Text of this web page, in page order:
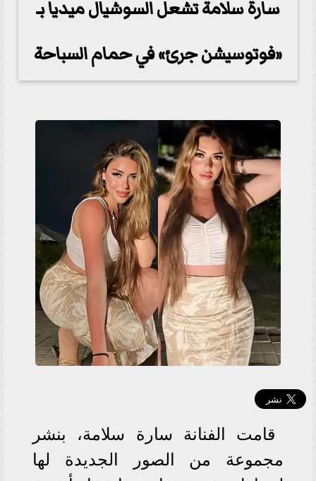
سارة سلامة تشعل السوشيال ميديا بـ
«فوتوسيشن جرئ» في حمام السباحة
قامت الفنانة سارة سلامة، بنشر
مجموعة من الصور الجديدة لها